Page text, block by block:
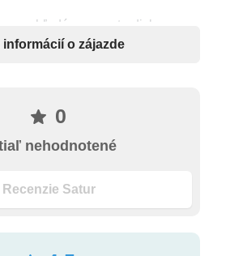
vyhľadávanom stredisku
400 m od Trapezaki Beach •
Trapezaki Beach • slnečníky a
informácií o zájazde
0
nehodnotené
Recenzie Satur